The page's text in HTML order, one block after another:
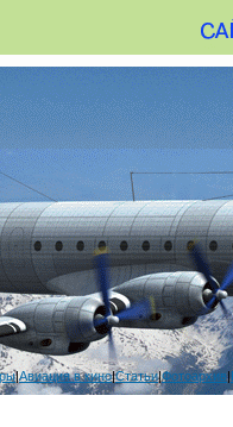
|Авиация в кино|Статьи|Фотоархив|